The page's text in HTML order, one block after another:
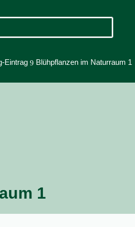
Eintrag 9 Blühpflanzen im Naturraum 1
1